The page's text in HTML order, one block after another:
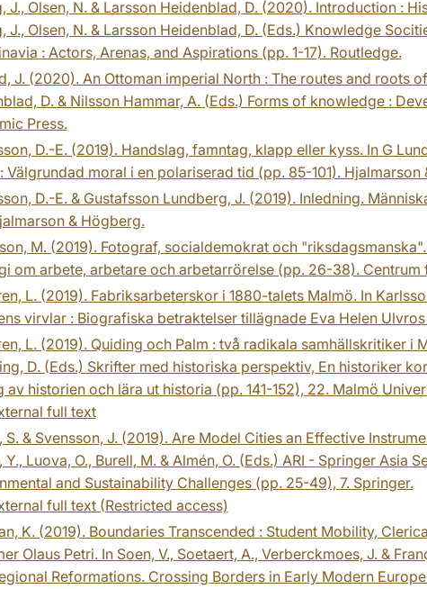
J., Olsen, N. & Larsson Heidenblad, D. (2020). Introduction :
J., Olsen, N. & Larsson Heidenblad, D. (Eds.) Knowledge
: Actors, Arenas, and Aspirations (pp. 1-17). Routledge.
J. (2020). An Ottoman imperial North : The routes and roots
D. & Nilsson Hammar, A. (Eds.) Forms of knowledge :
Press.
D.-E. (2019). Handslag, famntag, klapp eller kyss. In G
Välgrundad moral i en polariserad tid (pp. 85-101). Hjalmarson
D.-E. & Gustafsson Lundberg, J. (2019). Inledning.
& Högberg.
M. (2019). Fotograf, socialdemokrat och
om arbete, arbetare och arbetarrörelse (pp. 26-38).
L. (2019). Fabriksarbeterskor i 1880-talets Malmö. In
virvlar : Biografiska betraktelser tillägnade Eva Helen
L. (2019). Quiding och Palm : två radikala samhällskritiker i
D. (Eds.) Skrifter med historiska perspektiv, En historiker
av historien och lära ut historia (pp. 141-152), 22. Malmö
full text
S. & Svensson, J. (2019). Are Model Cities an Effective
Y., Luova, O., Burell, M. & Almén, O. (Eds.) ARI - Springer
and Sustainability Challenges (pp. 25-49), 7. Springer.
full text (Restricted access)
K. (2019). Boundaries Transcended : Student Mobility,
Olaus Petri. In Soen, V., Soetaert, A., Verberckmoes, J. &
Reformations. Crossing Borders in Early Modern